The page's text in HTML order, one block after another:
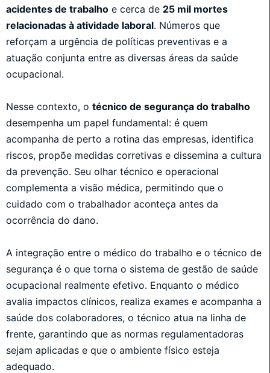
acidentes de trabalho e cerca de 25 mil mortes
relacionadas à atividade laboral. Números que
reforçam a urgência de políticas preventivas e a
atuação conjunta entre as diversas áreas da saúde
ocupacional.
Nesse contexto, o técnico de segurança do trabalho
desempenha um papel fundamental: é quem
acompanha de perto a rotina das empresas, identifica
riscos, propõe medidas corretivas e dissemina a cultura
da prevenção. Seu olhar técnico e operacional
complementa a visão médica, permitindo que o
cuidado com o trabalhador aconteça antes da
ocorrência do dano.
A integração entre o médico do trabalho e o técnico de
segurança é o que torna o sistema de gestão de saúde
ocupacional realmente efetivo. Enquanto o médico
avalia impactos clínicos, realiza exames e acompanha a
saúde dos colaboradores, o técnico atua na linha de
frente, garantindo que as normas regulamentadoras
sejam aplicadas e que o ambiente físico esteja
adequado.